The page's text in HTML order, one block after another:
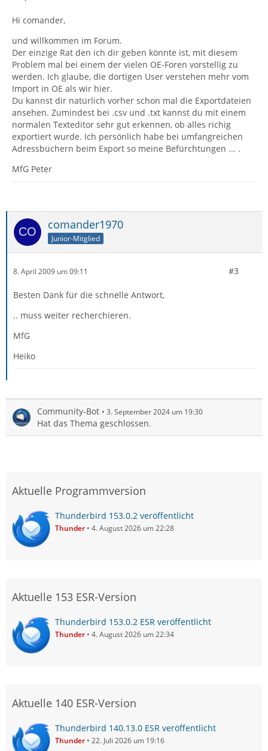
Hi comander,
und willkommen im Forum.
Der einzige Rat den ich dir geben könnte ist, mit diesem
Problem mal bei einem der vielen OE-Foren vorstellig zu
werden. Ich glaube, die dortigen User verstehen mehr vom
Import in OE als wir hier.
Du kannst dir natürlich vorher schon mal die Exportdateien
ansehen. Zumindest bei .csv und .txt kannst du mit einem
normalen Texteditor sehr gut erkennen, ob alles richig
exportiert wurde. Ich persönlich habe bei umfangreichen
Adressbüchern beim Export so meine Befürchtungen ... .
MfG Peter
comander1970
Junior-Mitglied
8. April 2009 um 09:11 #3
Besten Dank für die schnelle Antwort,
.. muss weiter recherchieren.
MfG
Heiko
Community-Bot 3. September 2024 um 19:30
Hat das Thema geschlossen.
Aktuelle Programmversion
Thunderbird 153.0.2 veröffentlicht
Thunder 4. August 2026 um 22:28
Aktuelle 153 ESR-Version
Thunderbird 153.0.2 ESR veröffentlicht
Thunder 4. August 2026 um 22:34
Aktuelle 140 ESR-Version
Thunderbird 140.13.0 ESR veröffentlicht
Thunder 22. Juli 2026 um 19:16